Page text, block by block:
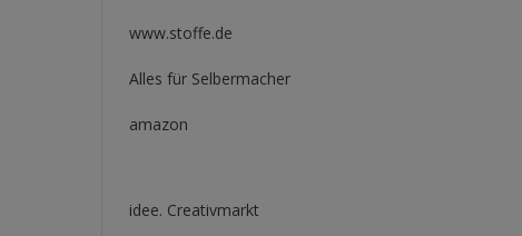
www.stoffe.de
Alles für Selbermacher
amazon
idee. Creativmarkt